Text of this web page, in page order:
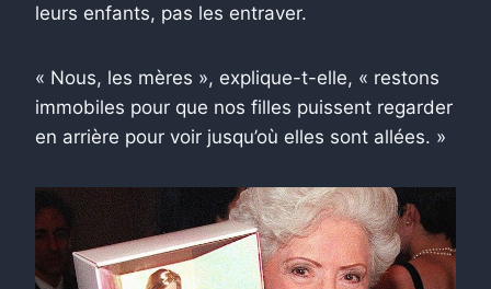
leurs enfants, pas les entraver.
« Nous, les mères », explique-t-elle, « restons
immobiles pour que nos filles puissent regarder
en arrière pour voir jusqu’où elles sont allées. »